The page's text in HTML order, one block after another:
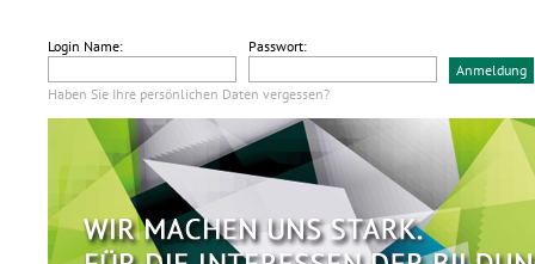
Login Name: Passwort:
Haben Sie Ihre persönlichen Daten vergessen?